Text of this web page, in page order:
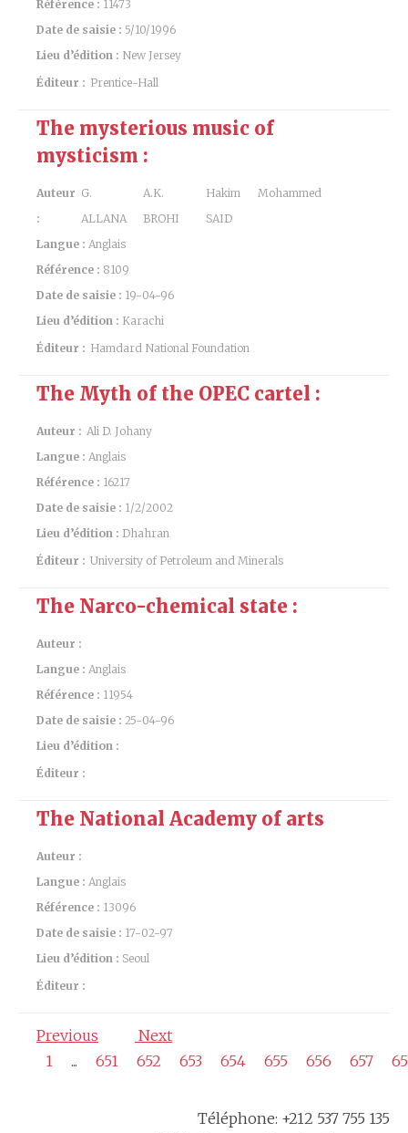
Référence : 11473
Date de saisie : 5/10/1996
Lieu d’édition : New Jersey
Éditeur : Prentice-Hall
The mysterious music of
mysticism :
Auteur
:
G.
ALLANA
A.K.
BROHI
Hakim Mohammed
SAID
Langue : Anglais
Référence : 8109
Date de saisie : 19-04-96
Lieu d’édition : Karachi
Éditeur : Hamdard National Foundation
The Myth of the OPEC cartel :
Auteur : Ali D. Johany
Langue : Anglais
Référence : 16217
Date de saisie : 1/2/2002
Lieu d’édition : Dhahran
Éditeur : University of Petroleum and Minerals
The Narco-chemical state :
Auteur :
Langue : Anglais
Référence : 11954
Date de saisie : 25-04-96
Lieu d’édition :
Éditeur :
The National Academy of arts
Auteur :
Langue : Anglais
Référence : 13096
Date de saisie : 17-02-97
Lieu d’édition : Seoul
Éditeur :
Previous
Next
1
... 651 652 653 654 655 656 657
Téléphone: +212 537 755 135